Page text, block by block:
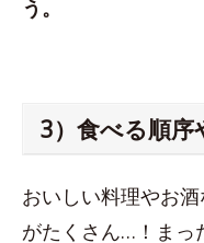
う。
3）食べる順
おいしい料理やお
がたくさん…！まっ